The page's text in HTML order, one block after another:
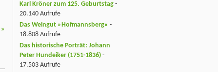
»
Karl Kröner zum 125. Geburtstag -
20.140 Aufrufe
Das Weingut »Hofmannsberg« -
18.808 Aufrufe
Das historische Porträt: Johann
Peter Hundeiker (1751-1836) -
17.503 Aufrufe